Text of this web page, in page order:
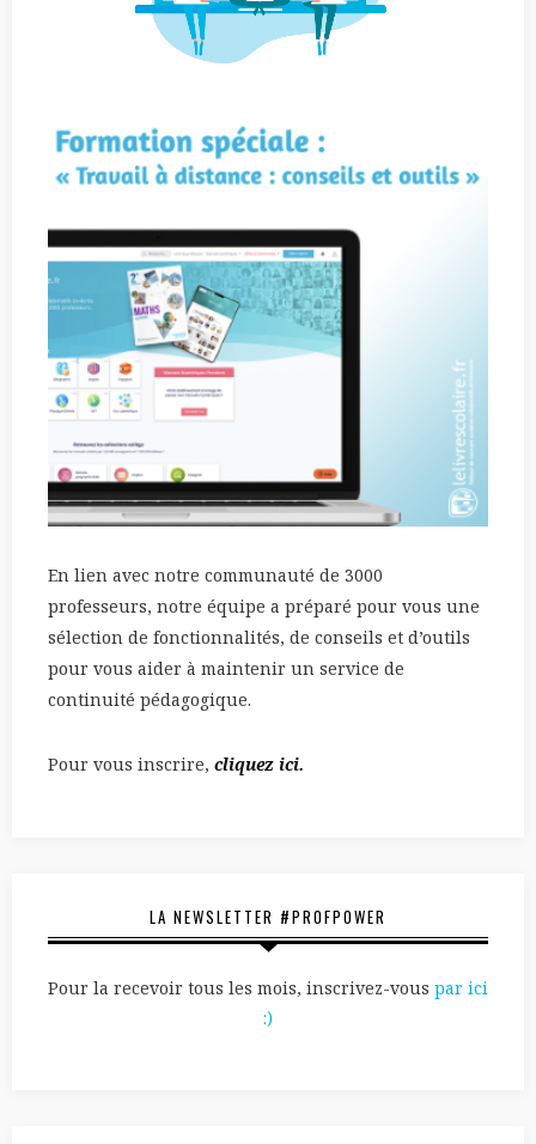
En lien avec notre communauté de 3000
professeurs, notre équipe a préparé pour vous une
sélection de fonctionnalités, de conseils et d’outils
pour vous aider à maintenir un service de
continuité pédagogique.
Pour vous inscrire, cliquez ici.
LA NEWSLETTER #PROFPOWER
Pour la recevoir tous les mois, inscrivez-vous par ici
:)